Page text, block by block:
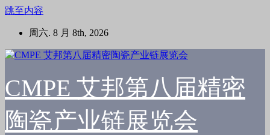
跳至内容
周六. 8 月 8th, 2026
CMPE 艾邦第八届精密
陶瓷产业链展览会